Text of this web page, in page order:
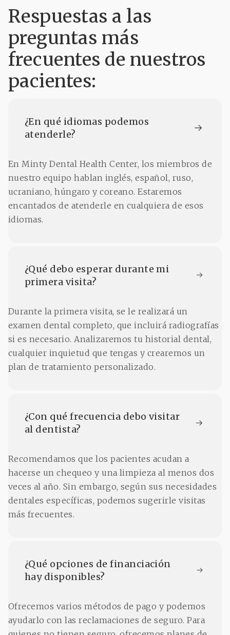
Respuestas a las
preguntas más
frecuentes de nuestros
pacientes:
¿En qué idiomas podemos
atenderle?
En Minty Dental Health Center, los miembros de
nuestro equipo hablan inglés, español, ruso,
ucraniano, húngaro y coreano. Estaremos
encantados de atenderle en cualquiera de esos
idiomas.
¿Qué debo esperar durante mi
primera visita?
Durante la primera visita, se le realizará un
examen dental completo, que incluirá radiografías
si es necesario. Analizaremos tu historial dental,
cualquier inquietud que tengas y crearemos un
plan de tratamiento personalizado.
¿Con qué frecuencia debo visitar
al dentista?
Recomendamos que los pacientes acudan a
hacerse un chequeo y una limpieza al menos dos
veces al año. Sin embargo, según sus necesidades
dentales específicas, podemos sugerirle visitas
más frecuentes.
¿Qué opciones de financiación
hay disponibles?
Ofrecemos varios métodos de pago y podemos
ayudarlo con las reclamaciones de seguro. Para